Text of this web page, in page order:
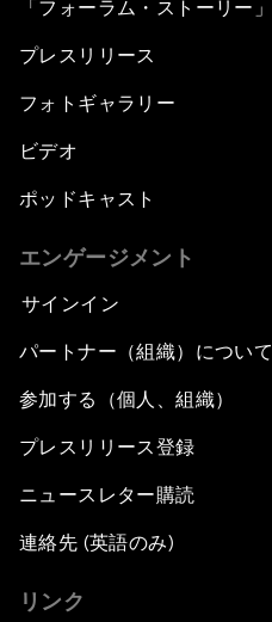
「フォーラム・ストーリー」
プレスリリース
フォトギャラリー
ビデオ
ポッドキャスト
エンゲージメント
サインイン
パートナー（組織）について
参加する（個人、組織）
プレスリリース登録
ニュースレター購読
連絡先 (英語のみ)
リンク